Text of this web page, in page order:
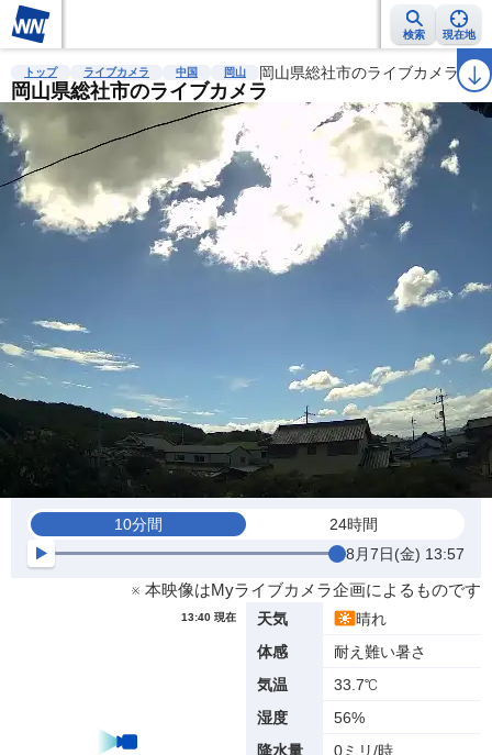
検索 現在地
雨雲レーダー 台風情報 地震情報 警報・注意報 2週間天気 ラ
トップ ライブカメラ 中国 岡山 岡山県総社市のライブカメラ
岡山県総社市のライブカメラ
10分間
24時間
8月7日(金) 13:57
※ 本映像はMyライブカメラ企画によるものです
13:40 現在 天気
晴れ
体感
耐え難い暑さ
気温
33.7℃
湿度
56%
降水量
0ミリ/時